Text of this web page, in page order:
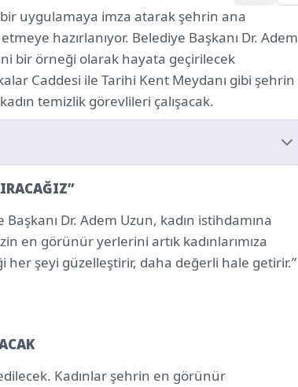
uygulamaya imza atarak şehrin ana
hazırlanıyor. Belediye Başkanı Dr. Adem
bir örneği olarak hayata geçirilecek
Caddesi ile Tarihi Kent Meydanı gibi şehrin
temizlik görevlileri çalışacak.
Dr. Adem Uzun, kadın istihdamına
en görünür yerlerini artık kadınlarımıza
şeyi güzelleştirir, daha değerli hale getirir.”
Kadınlar şehrin en görünür